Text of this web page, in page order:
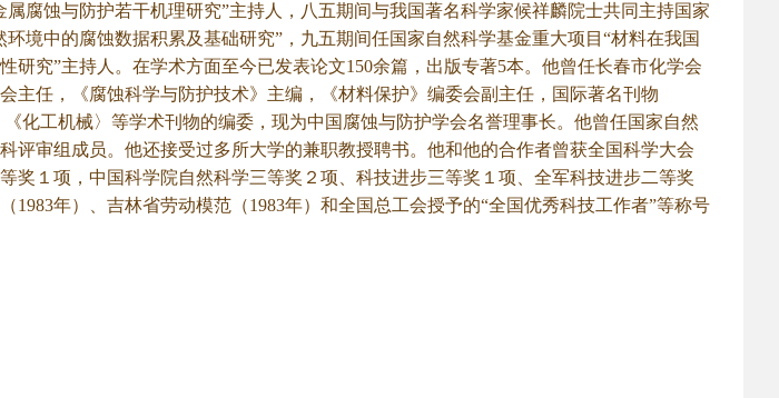
腐蚀与防护若干机理研究”主持人，八五期间与我国著名科学家候祥麟院士共同主持国家
境中的腐蚀数据积累及基础研究”，九五期间任国家自然科学基金重大项目“材料在我国
研究”主持人。在学术方面至今已发表论文150余篇，出版专著5本。他曾任长春市化学会
主任，《腐蚀科学与防护技术》主编，《材料保护》编委会副主任，国际著名刊物
《化工机械〉等学术刊物的编委，现为中国腐蚀与防护学会名誉理事长。他曾任国家自然
评审组成员。他还接受过多所大学的兼职教授聘书。他和他的合作者曾获全国科学大会
奖１项，中国科学院自然科学三等奖２项、科技进步三等奖１项、全军科技进步二等奖
1983年）、吉林省劳动模范（1983年）和全国总工会授予的“全国优秀科技工作者”等称号